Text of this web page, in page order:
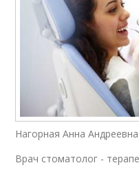
Нагорная Анна Андреевна
Врач стоматолог -